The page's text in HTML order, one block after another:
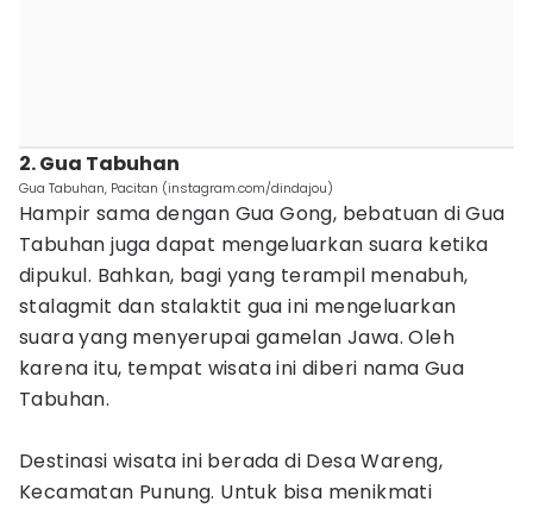
2. Gua Tabuhan
Gua Tabuhan, Pacitan (instagram.com/dindajou)
Hampir sama dengan Gua Gong, bebatuan di Gua
Tabuhan juga dapat mengeluarkan suara ketika
dipukul. Bahkan, bagi yang terampil menabuh,
stalagmit dan stalaktit gua ini mengeluarkan
suara yang menyerupai gamelan Jawa. Oleh
karena itu, tempat wisata ini diberi nama Gua
Tabuhan.
Destinasi wisata ini berada di Desa Wareng,
Kecamatan Punung. Untuk bisa menikmati